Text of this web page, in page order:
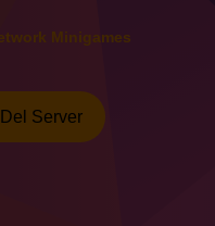
Minigames
Server